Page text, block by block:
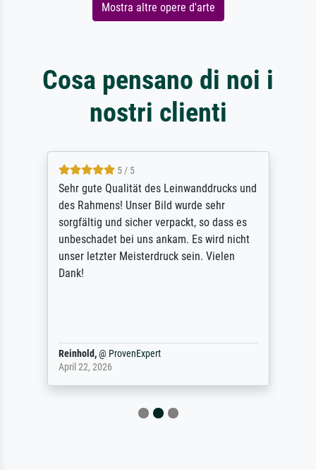
Mostra altre opere d'arte
Cosa pensano di noi i
nostri clienti
5 / 5
Sehr gute Qualität des Leinwanddrucks und
des Rahmens! Unser Bild wurde sehr
sorgfältig und sicher verpackt, so dass es
unbeschadet bei uns ankam. Es wird nicht
unser letzter Meisterdruck sein. Vielen
Dank!
Reinhold,@ ProvenExpert
April 22, 2026